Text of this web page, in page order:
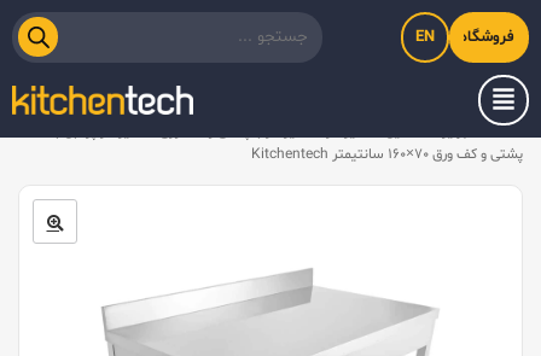
فروشگاه اینترنتی کیت‌لاین
EN
خانه
پشتی و کف ورق ۷۰×۱۶۰ سانتیمتر Kitchentech